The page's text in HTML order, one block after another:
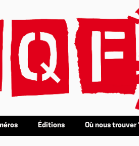
Éditions Où nous trouver